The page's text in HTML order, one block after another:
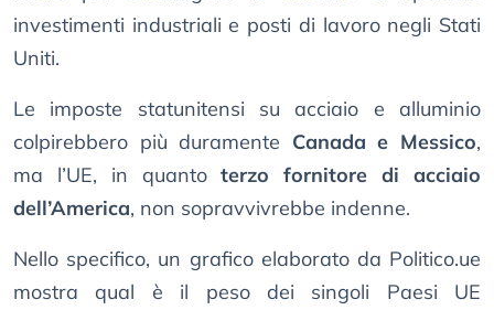
investimenti industriali e posti di lavoro negli Stati
Uniti.
Le imposte statunitensi su acciaio e alluminio
colpirebbero più duramente Canada e Messico,
ma l’UE, in quantoterzo fornitore di acciaio
dell’America, non sopravvivrebbe indenne.
Nello specifico, un grafico elaborato da Politico.ue
mostra qual è il peso dei singoli Paesi UE